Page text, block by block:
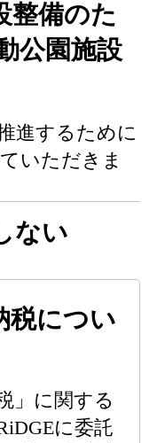
整備のた
公園施設
進するために
いただきま
ない
につい
」に関する
に委託